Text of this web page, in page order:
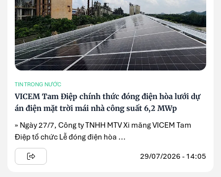
TIN TRONG NƯỚC
VICEM Tam Điệp chính thức đóng điện hòa lưới dự
án điện mặt trời mái nhà công suất 6,2 MWp
» Ngày 27/7, Công ty TNHH MTV Xi măng VICEM Tam
Điệp tổ chức Lễ đóng điện hòa ...
29/07/2026 - 14:05